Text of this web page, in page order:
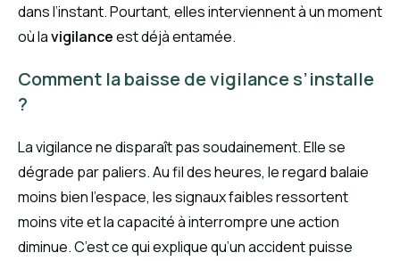
dans l’instant. Pourtant, elles interviennent à un moment
où lavigilanceest déjà entamée.
Comment la baisse de vigilance s’installe
?
La vigilance ne disparaît pas soudainement. Elle se
dégrade par paliers. Au fil des heures, le regard balaie
moins bien l’espace, les signaux faibles ressortent
moins vite et la capacité à interrompre une action
diminue. C’est ce qui explique qu’un accident puisse